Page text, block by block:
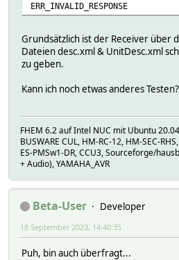
ERR_INVALID_RESPONSE
Grundsätzlich ist der Receiver über
Dateien desc.xml & UnitDesc.xml
zu geben.
Kann ich noch etwas anderes Testen?
FHEM 6.2 auf Intel NUC mit Ubuntu
BUSWARE CUL, HM-RC-12, HM-SEC-
ES-PMSw1-DR, CCU3, Sourceforge/
+ Audio), YAMAHA_AVR
Beta-User
Developer
18 September 2023, 14:40:35
Puh, bin auch überfragt...